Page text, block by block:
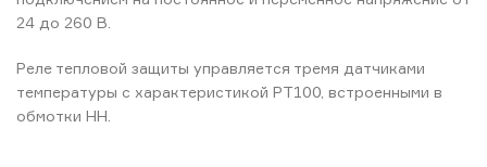
24 до 260 В.
Реле тепловой защиты управляется тремя датчиками
температуры с характеристикой РТ100, встроенными в
обмотки НН.